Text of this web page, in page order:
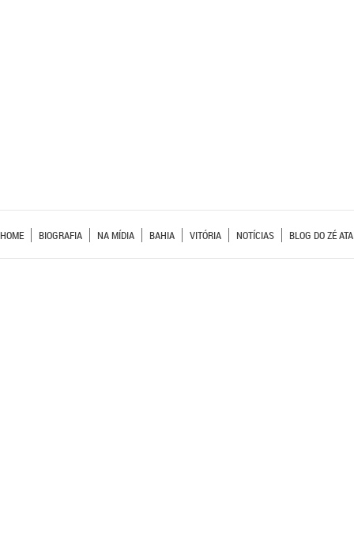
HOME BIOGRAFIA NA MÍDIA BAHIA VITÓRIA NOTÍCIAS BLOG DO ZÉ